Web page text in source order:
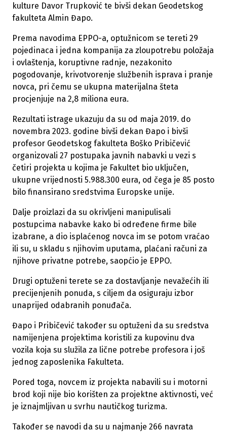
kulture Davor Trupković te bivši dekan Geodetskog
fakulteta Almin Đapo.
Prema navodima EPPO-a, optužnicom se tereti 29
pojedinaca i jedna kompanija za zloupotrebu položaja
i ovlaštenja, koruptivne radnje, nezakonito
pogodovanje, krivotvorenje službenih isprava i pranje
novca, pri čemu se ukupna materijalna šteta
procjenjuje na 2,8 miliona eura.
Rezultati istrage ukazuju da su od maja 2019. do
novembra 2023. godine bivši dekan Đapo i bivši
profesor Geodetskog fakulteta Boško Pribičević
organizovali 27 postupaka javnih nabavki u vezi s
četiri projekta u kojima je Fakultet bio uključen,
ukupne vrijednosti 5.988.300 eura, od čega je 85 posto
bilo finansirano sredstvima Europske unije.
Dalje proizlazi da su okrivljeni manipulisali
postupcima nabavke kako bi određene firme bile
izabrane, a dio isplaćenog novca im se potom vraćao
ili su, u skladu s njihovim uputama, plaćani računi za
njihove privatne potrebe, saopćio je EPPO.
Drugi optuženi terete se za dostavljanje nevažećih ili
precijenjenih ponuda, s ciljem da osiguraju izbor
unaprijed odabranih ponuđača.
Đapo i Pribičević također su optuženi da su sredstva
namijenjena projektima koristili za kupovinu dva
vozila koja su služila za lične potrebe profesora i još
jednog zaposlenika Fakulteta.
Pored toga, novcem iz projekta nabavili su i motorni
brod koji nije bio korišten za projektne aktivnosti, već
je iznajmljivan u svrhu nautičkog turizma.
Također se navodi da su u najmanje 266 navrata